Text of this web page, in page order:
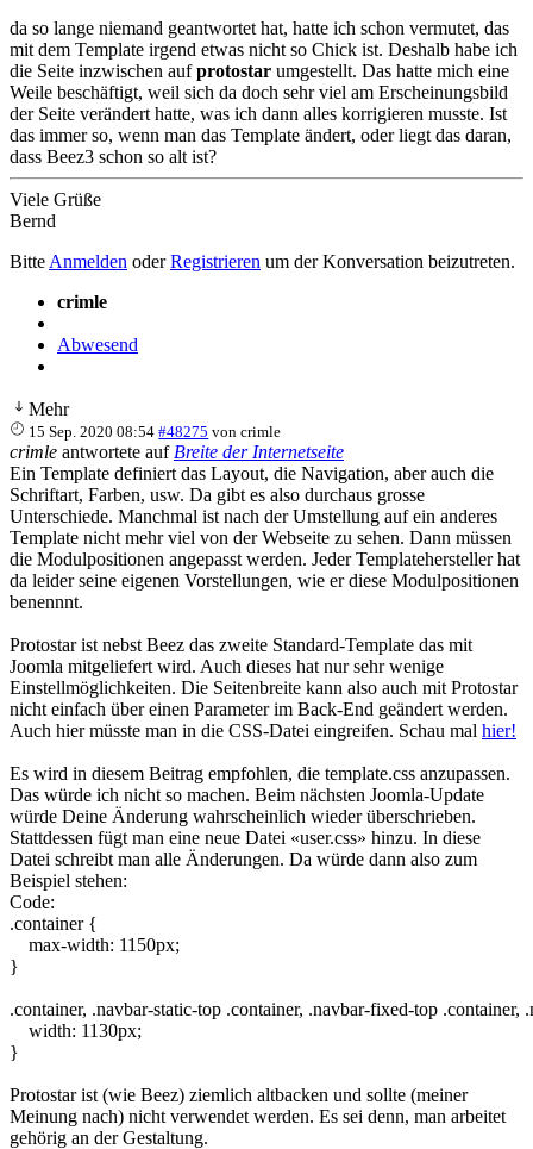
da so lange niemand geantwortet hat, hatte ich schon vermutet, das
mit dem Template irgend etwas nicht so Chick ist. Deshalb habe ich
die Seite inzwischen aufprotostar umgestellt. Das hatte mich eine
Weile beschäftigt, weil sich da doch sehr viel am Erscheinungsbild
der Seite verändert hatte, was ich dann alles korrigieren musste. Ist
das immer so, wenn man das Template ändert, oder liegt das daran,
dass Beez3 schon so alt ist?
Viele Grüße
Bernd
Bitte Anmelden oderRegistrieren um der Konversation beizutreten.
crimle
Abwesend
Mehr
15 Sep. 2020 08:54 #48275 voncrimle
crimle antwortete auf Breite der Internetseite
Ein Template definiert das Layout, die Navigation, aber auch die
Schriftart, Farben, usw. Da gibt es also durchaus grosse
Unterschiede. Manchmal ist nach der Umstellung auf ein anderes
Template nicht mehr viel von der Webseite zu sehen. Dann müssen
die Modulpositionen angepasst werden. Jeder Templatehersteller hat
da leider seine eigenen Vorstellungen, wie er diese Modulpositionen
benennnt.
Protostar ist nebst Beez das zweite Standard-Template das mit
Joomla mitgeliefert wird. Auch dieses hat nur sehr wenige
Einstellmöglichkeiten. Die Seitenbreite kann also auch mit Protostar
nicht einfach über einen Parameter im Back-End geändert werden.
Auch hier müsste man in die CSS-Datei eingreifen. Schau mal hier!
Es wird in diesem Beitrag empfohlen, die template.css anzupassen.
Das würde ich nicht so machen. Beim nächsten Joomla-Update
würde Deine Änderung wahrscheinlich wieder überschrieben.
Stattdessen fügt man eine neue Datei «user.css» hinzu. In diese
Datei schreibt man alle Änderungen. Da würde dann also zum
Beispiel stehen:
Code:
.container {
    max-width: 1150px;
}
.container, .navbar-static-top .container, .navbar-fixed-top
    width: 1130px;
}
Protostar ist (wie Beez) ziemlich altbacken und sollte (meiner
Meinung nach) nicht verwendet werden. Es sei denn, man arbeitet
gehörig an der Gestaltung.